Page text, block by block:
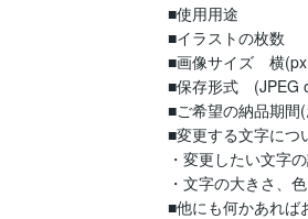
■使用用途
■イラストの枚数
■画像サイズ　横
■保存形式　(JPEG
■ご希望の納品期間
■変更する文字につ
・変更したい文字
・文字の大きさ、
■他にも何かあれば